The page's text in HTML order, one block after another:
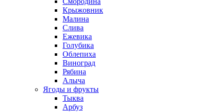
Крыжовник
Малина
Слива
Ежевика
Голубика
Облепиха
Виноград
Рябина
Алыча
Ягоды и фрукты
Тыква
Арбуз